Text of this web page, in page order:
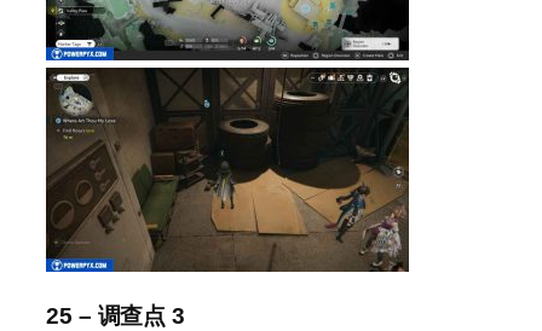
25 – 调查点 3